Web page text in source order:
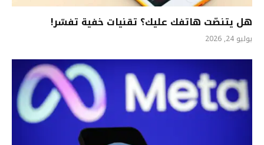
هل يتنصّت هاتفك عليك؟ تقنيات خفية تفسّر!
يوليو 24, 2026